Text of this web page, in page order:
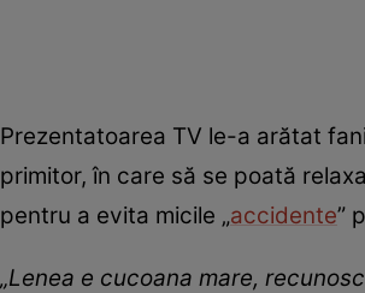
Prezentatoarea TV le-a arătat
primitor, în care să se poată
pentru a evita micile „accidente”
„Lenea e cucoana mare,